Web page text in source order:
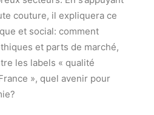
couture, il expliquera ce
et social: comment
et parts de marché,
les labels « qualité
», quel avenir pour